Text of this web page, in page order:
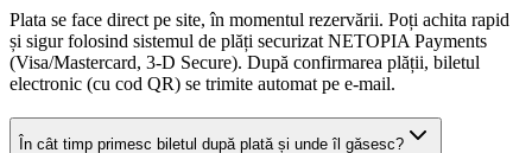
Plata se face direct pe site, în momentul rezervării. Poți achita rapid
și sigur folosind sistemul de plăți securizat NETOPIA Payments
(Visa/Mastercard, 3-D Secure). După confirmarea plății, biletul
electronic (cu cod QR) se trimite automat pe e-mail.
În cât timp primesc biletul după plată și unde îl găsesc?